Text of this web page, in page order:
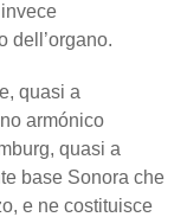
dell’organo.
quasi a
armónico
quasi a
base Sonora che
e ne costituisce